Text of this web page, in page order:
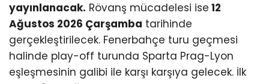
yayınlanacak. Rövanş mücadelesi ise 12
Ağustos 2026 Çarşamba tarihinde
gerçekleştirilecek. Fenerbahçe turu geçmesi
halinde play-off turunda Sparta Prag-Lyon
eşleşmesinin galibi ile karşı karşıya gelecek. İlk